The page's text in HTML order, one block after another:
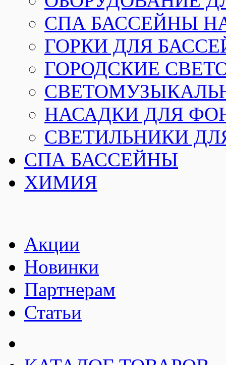
СПА БАССЕЙНЫ
ГОРКИ ДЛЯ
ГОРОДСКИЕ
НАСАДКИ ДЛЯ
СВЕТИЛЬНИКИ
СПА БАССЕЙНЫ
ХИМИЯ
Акции
Новинки
Партнерам
Статьи